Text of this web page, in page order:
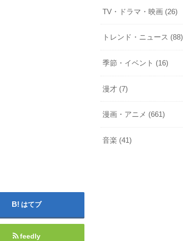
はてブ
feedly
TV・ドラマ・映画 (26)
トレンド・ニュース (88)
季節・イベント (16)
漫才 (7)
漫画・アニメ (661)
音楽 (41)